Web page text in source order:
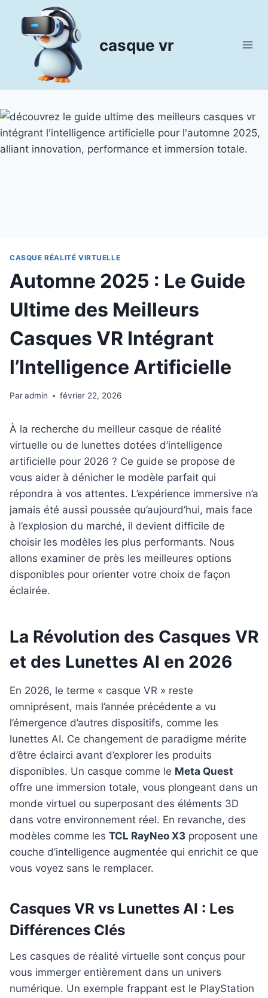
contenu
casque vr
CASQUE RÉALITÉ VIRTUELLE
Automne 2025 : Le Guide
Ultime des Meilleurs
Casques VR Intégrant
l’Intelligence Artificielle
Paradmin février 22, 2026
À la recherche du meilleur casque de réalité
virtuelle ou de lunettes dotées d’intelligence
artificielle pour 2026 ? Ce guide se propose de
vous aider à dénicher le modèle parfait qui
répondra à vos attentes. L’expérience immersive n’a
jamais été aussi poussée qu’aujourd’hui, mais face
à l’explosion du marché, il devient difficile de
choisir les modèles les plus performants. Nous
allons examiner de près les meilleures options
disponibles pour orienter votre choix de façon
éclairée.
La Révolution des Casques VR
et des Lunettes AI en 2026
En 2026, le terme « casque VR » reste
omniprésent, mais l’année précédente a vu
l’émergence d’autres dispositifs, comme les
lunettes AI. Ce changement de paradigme mérite
d’être éclairci avant d’explorer les produits
disponibles. Un casque comme le Meta Quest
offre une immersion totale, vous plongeant dans un
monde virtuel ou superposant des éléments 3D
dans votre environnement réel. En revanche, des
modèles comme les TCL RayNeo X3 proposent une
couche d’intelligence augmentée qui enrichit ce que
vous voyez sans le remplacer.
Casques VR vs Lunettes AI : Les
Différences Clés
Les casques de réalité virtuelle sont conçus pour
vous immerger entièrement dans un univers
numérique. Un exemple frappant est le PlayStation